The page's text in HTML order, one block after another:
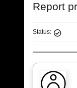
Report
Status: